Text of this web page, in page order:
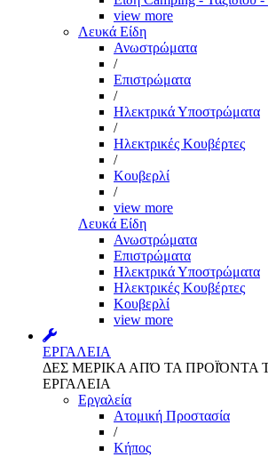
view more
Λευκά Είδη
Ανωστρώματα
/
Επιστρώματα
/
Ηλεκτρικά Υποστρώματα
/
Ηλεκτρικές Κουβέρτες
/
Κουβερλί
/
view more
Λευκά Είδη
Ανωστρώματα
Επιστρώματα
Ηλεκτρικά Υποστρώματα
Ηλεκτρικές Κουβέρτες
Κουβερλί
view more
ΕΡΓΑΛΕΙΑ
ΔΕΣ ΜΕΡΙΚΑ ΑΠΌ ΤΑ ΠΡΟΪΌΝΤΑ
ΕΡΓΑΛΕΙΑ
Εργαλεία
Aτομική Προστασία
/
Kήπος